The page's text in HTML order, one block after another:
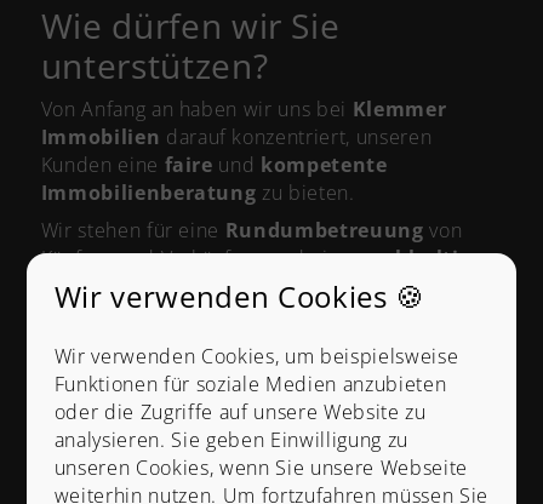
Wie dürfen wir Sie
unterstützen?
Von Anfang an haben wir uns bei Klemmer
Immobilien darauf konzentriert, unseren
Kunden eine faire und kompetente
Immobilienberatung zu bieten.
Wir stehen für eine Rundumbetreuung von
Käufern und Verkäufern und einenachhaltige
Kundenbindung.
Wir verwenden Cookies 🍪
Wir verwenden Cookies, um beispielsweise
Funktionen für soziale Medien anzubieten
oder die Zugriffe auf unsere Website zu
analysieren. Sie geben Einwilligung zu
unseren Cookies, wenn Sie unsere Webseite
weiterhin nutzen. Um fortzufahren müssen Sie